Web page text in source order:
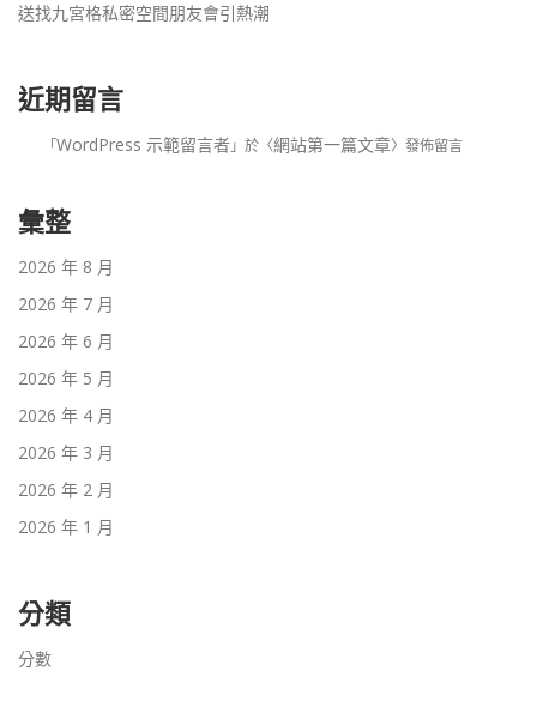
送找九宮格私密空間朋友會引熱潮
近期留言
「WordPress 示範留言者」於〈網站第一篇文章〉發佈留言
彙整
2026 年 8 月
2026 年 7 月
2026 年 6 月
2026 年 5 月
2026 年 4 月
2026 年 3 月
2026 年 2 月
2026 年 1 月
分類
分數